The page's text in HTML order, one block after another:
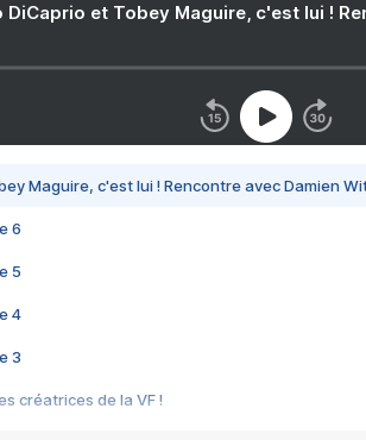
DiCaprio et Tobey Maguire, c'est lui !
Maguire, c'est lui ! Rencontre avec Damien
6
5
4
3
créatrices de la VF !